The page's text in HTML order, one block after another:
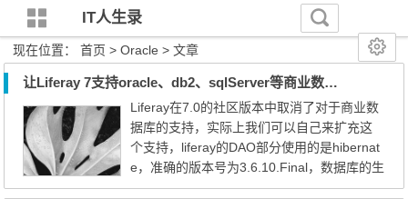
IT人生录
现在位置：首页 > Oracle > 文章
让Liferay 7支持oracle、db2、sqlServer等商业数据库
Liferay在7.0的社区版本中取消了对于商业数
据库的支持，实际上我们可以自己来扩充这
个支持，liferay的DAO部分使用的是hibernat
e，准确的版本号为3.6.10.Final，数据库的生
成等也是基于hibernate作的，而不是自己独